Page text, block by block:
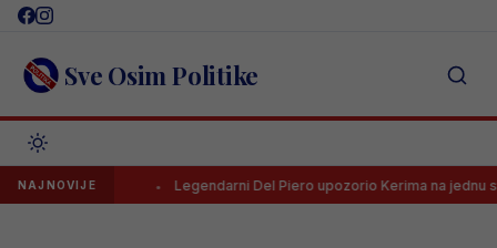
Skip
content Sve Osim Politike
NAJNOVIJE
a Legendarni Del Piero upozorio Kerima na jednu stvar